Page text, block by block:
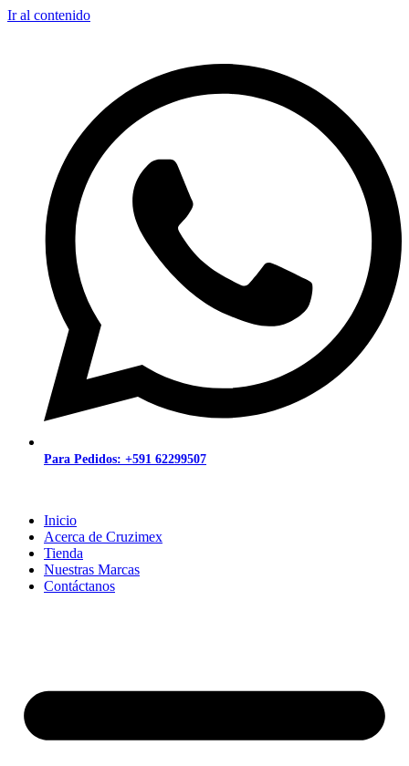
Ir al contenido
Para Pedidos: +591 62299507
Inicio
Acerca de Cruzimex
Tienda
Nuestras Marcas
Contáctanos